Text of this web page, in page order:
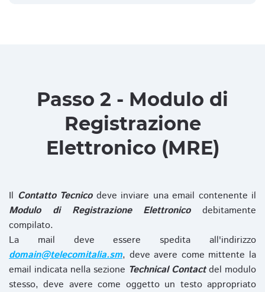
Passo 2 - Modulo di
Registrazione
Elettronico (MRE)
Il Contatto Tecnicodeve inviare una email contenente il
Modulo di Registrazione Elettronicodebitamente
compilato.
La mail deve essere spedita all'indirizzo
domain@telecomitalia.sm, deve avere come mittente la
email indicata nella sezione Technical Contactdel modulo
stesso, deve avere come oggetto un testo appropriato